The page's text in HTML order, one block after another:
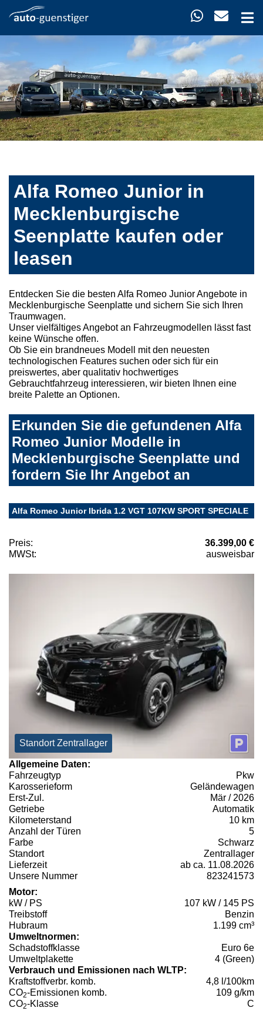
Alfa Romeo Junior in
Mecklenburgische
Seenplatte kaufen oder
leasen
Entdecken Sie die besten Alfa Romeo Junior Angebote in
Mecklenburgische Seenplatte und sichern Sie sich Ihren
Traumwagen.
Unser vielfältiges Angebot an Fahrzeugmodellen lässt fast
keine Wünsche offen.
Ob Sie ein brandneues Modell mit den neuesten
technologischen Features suchen oder sich für ein
preiswertes, aber qualitativ hochwertiges
Gebrauchtfahrzeug interessieren, wir bieten Ihnen eine
breite Palette an Optionen.
Erkunden Sie die gefundenen Alfa
Romeo Junior Modelle in
Mecklenburgische Seenplatte und
fordern Sie Ihr Angebot an
Alfa Romeo Junior Ibrida 1.2 VGT 107KW SPORT SPECIALE
Preis:
36.399,00 €
MWSt:
ausweisbar
Standort Zentrallager
Allgemeine Daten:
Fahrzeugtyp
Pkw
Karosserieform
Geländewagen
Erst-Zul.
Mär / 2026
Getriebe
Automatik
Kilometerstand
10 km
Anzahl der Türen
5
Farbe
Schwarz
Standort
Zentrallager
Lieferzeit
ab ca. 11.08.2026
Unsere Nummer
823241573
Motor:
kW / PS
107 kW / 145 PS
Treibstoff
Benzin
Hubraum
1.199 cm³
Umweltnormen:
Schadstoffklasse
Euro 6e
Umweltplakette
4 (Green)
Verbrauch und Emissionen nach WLTP:
Kraftstoffverbr. komb.
4,8 l/100km
CO2-Emissionen komb.
109 g/km
CO2-Klasse C